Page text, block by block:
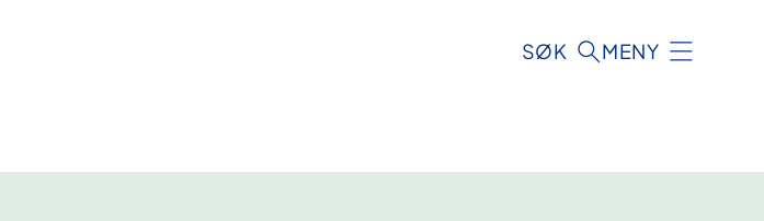
SØK MENY